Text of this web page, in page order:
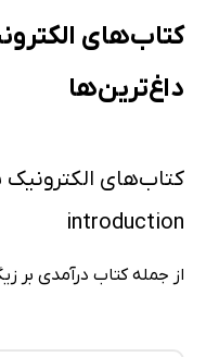
کتاب‌های
داغ‌ترین‌ها
introduction
از جمله کتاب درآمدی بر